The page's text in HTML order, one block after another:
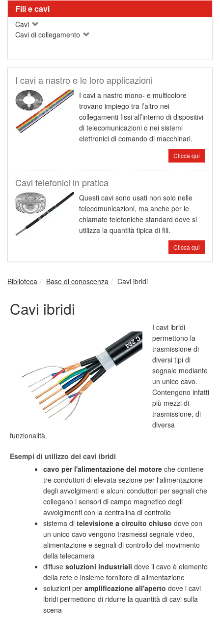
Fili e cavi
Cavi
Cavi di collegamento
I cavi a nastro e le loro applicazioni
I cavi a nastro mono- e multicolore
trovano impiego tra l’altro nei
collegamenti fissi all’interno di dispositivi
di telecomunicazioni o nei sistemi
elettronici di comando di macchinari.
Clicca qui
Cavi telefonici in pratica
Questi cavi sono usati non solo nelle
telecomunicazioni, ma anche per le
chiamate telefoniche standard dove si
utilizza la quantità tipica di fili.
Clicca qui
Biblioteca Base di conoscenza Cavi ibridi
Cavi ibridi
I cavi ibridi
permettono la
trasmissione di
diversi tipi di
segnale mediante
un unico cavo.
Contengono infatti
più mezzi di
trasmissione, di
diversa
funzionalità.
Esempi di utilizzo dei cavi ibridi
cavo per l'alimentazione del motore che contiene
tre conduttori di elevata sezione per l'alimentazione
degli avvolgimenti e alcuni conduttori per segnali che
collegano i sensori di campo magnetico degli
avvolgimenti con la centralina di controllo
sistema di televisione a circuito chiuso dove con
un unico cavo vengono trasmessi segnale video,
alimentazione e segnali di controllo del movimento
della telecamera
diffuse soluzioni industriali dove il cavo è elemento
della rete e insieme fornitore di alimentazione
soluzioni per amplificazione all'aperto dove i cavi
ibridi permettono di ridurre la quantità di cavi sulla
scena